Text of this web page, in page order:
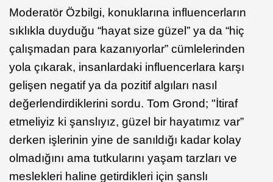
Moderatör Özbilgi, konuklarına influencerların
sıklıkla duyduğu “hayat size güzel” ya da “hiç
çalışmadan para kazanıyorlar” cümlelerinden
yola çıkarak, insanlardaki influencerlara karşı
gelişen negatif ya da pozitif algıları nasıl
değerlendirdiklerini sordu. Tom Grond; "İtiraf
etmeliyiz ki şanslıyız, güzel bir hayatımız var”
derken işlerinin yine de sanıldığı kadar kolay
olmadığını ama tutkularını yaşam tarzları ve
meslekleri haline getirdikleri için şanslı